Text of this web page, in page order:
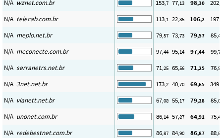
N/A wznet.com.br 153,7 77,13 98,30 202
N/A telecab.com.br 113,1 22,35 106,2 197
N/A meplo.net.br 79,57 73,73 79,57 85
N/A meconecte.com.br 97,44 95,14 97,44 99
N/A serranetrs.net.br 71,25 65,56 71,25 76
N/A 3net.net.br 173,2 40,70 69,65 349
N/A vianett.net.br 67,08 55,17 79,28 85
N/A unonet.com.br 86,14 57,87 64,91 75
N/A redebestnet.com.br 86,87 84,90 86,87 88